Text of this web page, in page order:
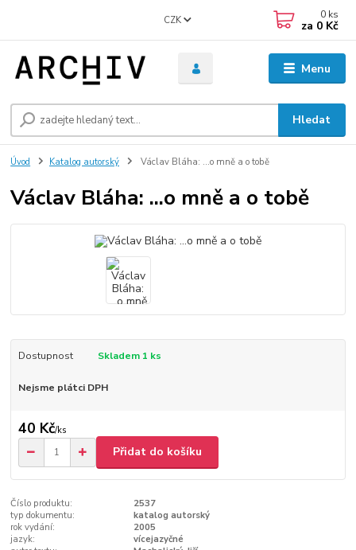
Menu
CZK
Hledat
0 ks
za 0 Kč
Úvod Katalog autorský Václav Bláha: ...o mně a o tobě
Václav Bláha: ...o mně a o tobě
Dostupnost Skladem 1 ks
Nejsme plátci DPH
40 Kč/ks
Přidat do košíku
Číslo produktu:
2537
typ dokumentu:
katalog autorský
rok vydání:
2005
jazyk:
vícejazyčné